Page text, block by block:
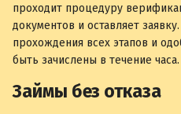
проходит процедуру
документов и оставляет
прохождения всех этапов и
быть зачислены в течение часа.
Займы без отказа